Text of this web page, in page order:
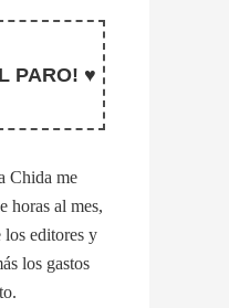
PARO! ♥
Chida me
horas al mes,
los editores y
los gastos